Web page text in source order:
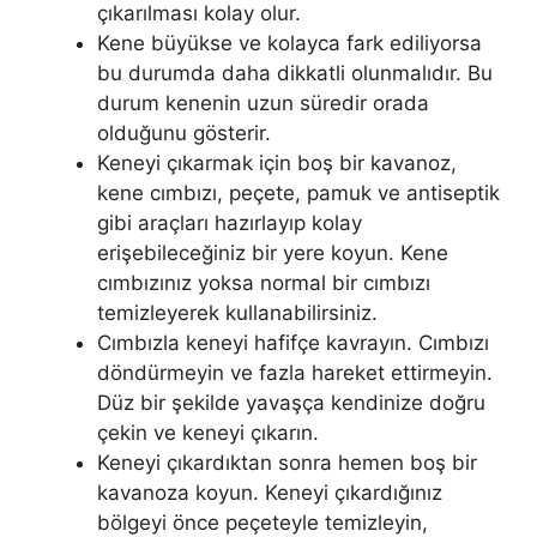
çıkarılması kolay olur.
Kene büyükse ve kolayca fark ediliyorsa
bu durumda daha dikkatli olunmalıdır. Bu
durum kenenin uzun süredir orada
olduğunu gösterir.
Keneyi çıkarmak için boş bir kavanoz,
kene cımbızı, peçete, pamuk ve antiseptik
gibi araçları hazırlayıp kolay
erişebileceğiniz bir yere koyun. Kene
cımbızınız yoksa normal bir cımbızı
temizleyerek kullanabilirsiniz.
Cımbızla keneyi hafifçe kavrayın. Cımbızı
döndürmeyin ve fazla hareket ettirmeyin.
Düz bir şekilde yavaşça kendinize doğru
çekin ve keneyi çıkarın.
Keneyi çıkardıktan sonra hemen boş bir
kavanoza koyun. Keneyi çıkardığınız
bölgeyi önce peçeteyle temizleyin,